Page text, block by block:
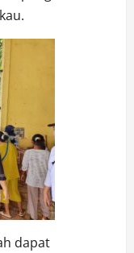
dapat